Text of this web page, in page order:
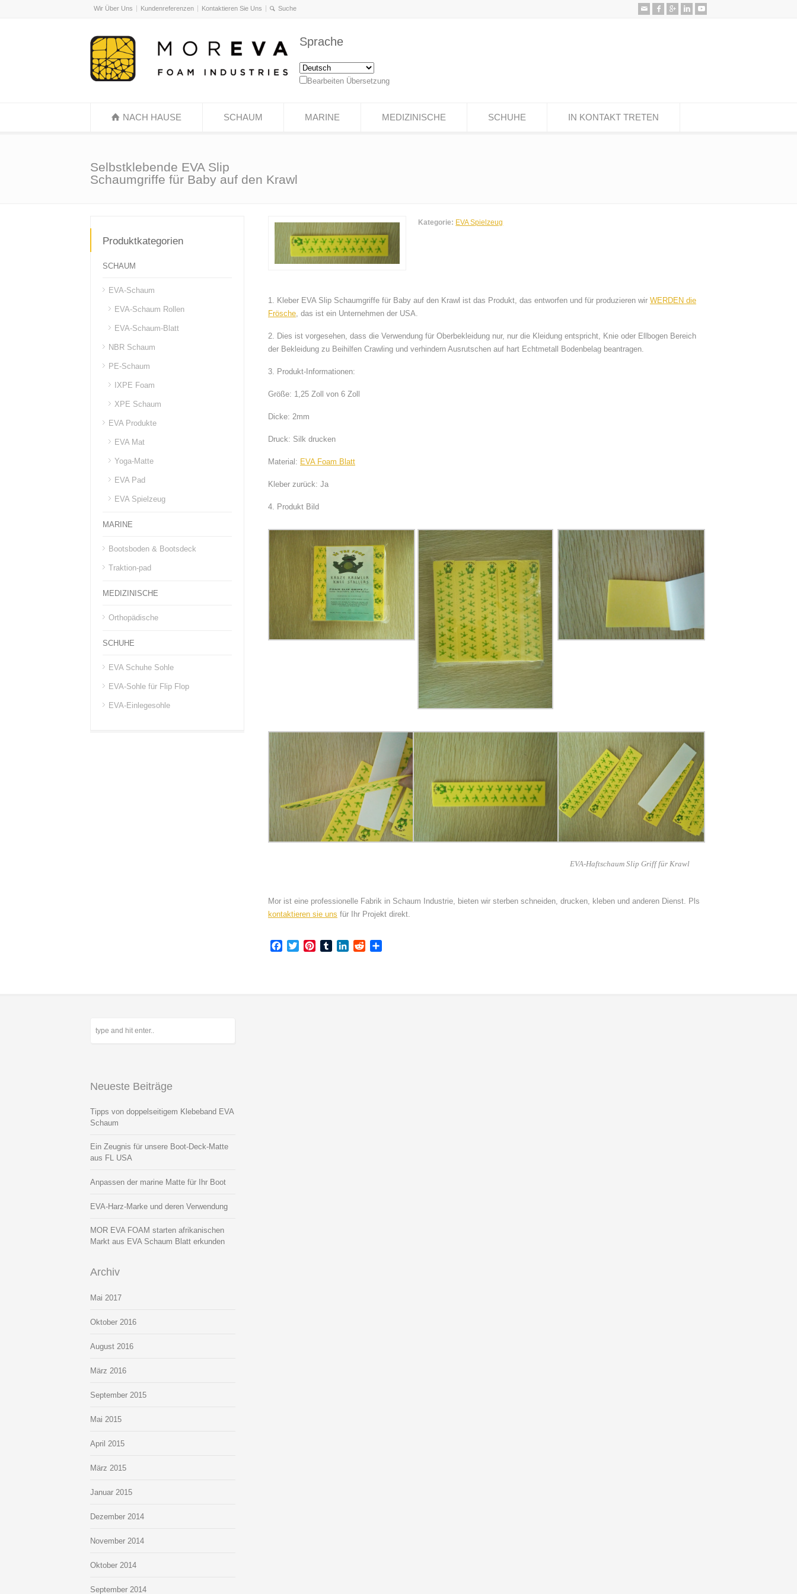
Wir Über Uns Kundenreferenzen Kontaktieren Sie Uns
Sprache
Bearbeiten Übersetzung
NACH HAUSE SCHAUM MARINE MEDIZINISCHE SCHUHE IN KONTAKT TRETEN
Selbstklebende EVA Slip
Schaumgriffe für Baby auf den Krawl
Kategorie: EVA Spielzeug
1. Kleber EVA Slip Schaumgriffe für Baby auf den Krawl ist das Produkt, das entworfen und für produzieren wir WERDEN die
Frösche, das ist ein Unternehmen der USA.
2. Dies ist vorgesehen, dass die Verwendung für Oberbekleidung nur, nur die Kleidung entspricht, Knie oder Ellbogen Bereich
der Bekleidung zu Beihilfen Crawling und verhindern Ausrutschen auf hart Echtmetall Bodenbelag beantragen.
3. Produkt-Informationen:
Größe: 1,25 Zoll von 6 Zoll
Dicke: 2mm
Druck: Silk drucken
Material: EVA Foam Blatt
Kleber zurück: Ja
4. Produkt Bild
EVA-Haftschaum Slip Griff für Krawl
Mor ist eine professionelle Fabrik in Schaum Industrie, bieten wir sterben schneiden, drucken, kleben und anderen Dienst. Pls
kontaktieren sie uns für Ihr Projekt direkt.
Facebook
TwitterPinterestTumblrLinkedInReddit
Produktkategorien
SCHAUM
EVA-Schaum
EVA-Schaum Rollen
EVA-Schaum-Blatt
NBR Schaum
PE-Schaum
IXPE Foam
XPE Schaum
EVA Produkte
EVA Mat
Yoga-Matte
EVA Pad
EVA Spielzeug
MARINE
Bootsboden & Bootsdeck
Traktion-pad
MEDIZINISCHE
Orthopädische
SCHUHE
EVA Schuhe Sohle
EVA-Sohle für Flip Flop
EVA-Einlegesohle
Neueste Beiträge
Tipps von doppelseitigem Klebeband EVA
Schaum
Ein Zeugnis für unsere Boot-Deck-Matte
aus FL USA
Anpassen der marine Matte für Ihr Boot
EVA-Harz-Marke und deren Verwendung
MOR EVA FOAM starten afrikanischen
Markt aus EVA Schaum Blatt erkunden
Archiv
Mai 2017
Oktober 2016
August 2016
März 2016
September 2015
Mai 2015
April 2015
März 2015
Januar 2015
Dezember 2014
November 2014
Oktober 2014
September 2014